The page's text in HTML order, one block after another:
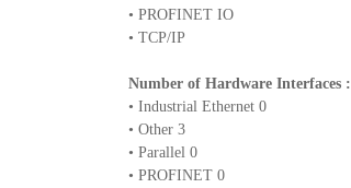
• PROFINET IO
• TCP/IP
Number of Hardware Interfaces :
• Industrial Ethernet 0
• Other 3
• Parallel 0
• PROFINET 0